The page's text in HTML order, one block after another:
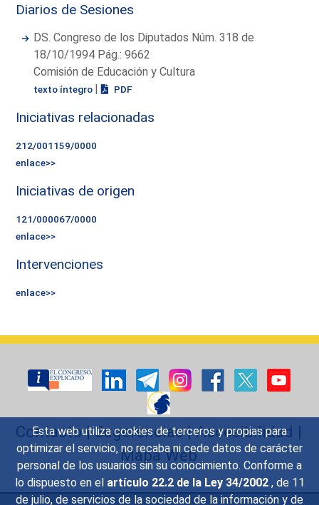
Esta web utiliza cookies de terceros y propias para
optimizar el servicio, no recaba ni cede datos de carácter
personal de los usuarios sin su conocimiento. Conforme a
lo dispuesto en el artículo 22.2 de la Ley 34/2002 , de 11
de julio, de servicios de la sociedad de la información y de
Diarios de Sesiones
DS. Congreso de los Diputados Núm. 318 de
18/10/1994 Pág.: 9662
Comisión de Educación y Cultura
texto íntegro | PDF
Iniciativas relacionadas
212/001159/0000
enlace>>
Iniciativas de origen
121/000067/0000
enlace>>
Intervenciones
enlace>>
Contacto|Sugerencias|Accesibilidad |
Mapa Web